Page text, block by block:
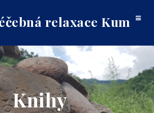
relaxace Kum
Toggle
Knihy